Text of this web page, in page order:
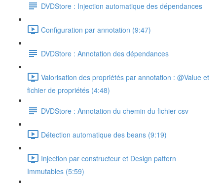
DVDStore : Injection automatique des dépendances
Configuration par annotation (9:47)
DVDStore : Annotation des dépendances
Valorisation des propriétés par annotation : @Value et
fichier de propriétés (4:48)
DVDStore : Annotation du chemin du fichier csv
Détection automatique des beans (9:19)
Injection par constructeur et Design pattern
Immutables (5:59)